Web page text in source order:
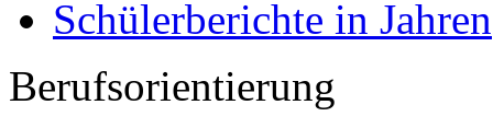
Schülerberichte in Jahren
Berufsorientierung